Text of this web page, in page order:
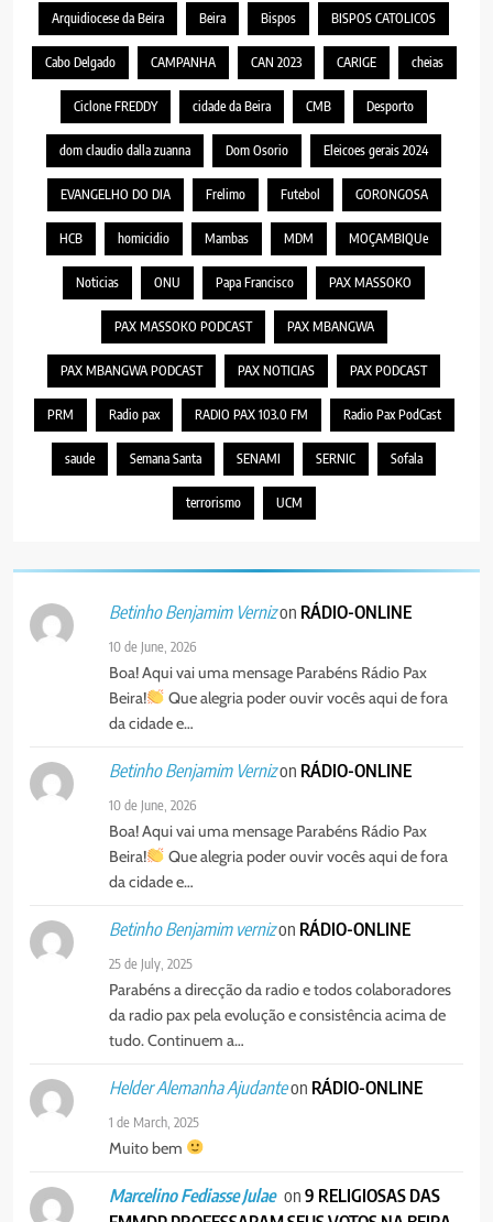
Arquidiocese da Beira Beira Bispos BISPOS CATOLICOS
Cabo Delgado CAMPANHA CAN 2023 CARIGE cheias
Ciclone FREDDY cidade da Beira CMB Desporto
dom claudio dalla zuanna Dom Osorio Eleicoes gerais 2024
EVANGELHO DO DIA Frelimo Futebol GORONGOSA
HCB homicidio Mambas MDM MOÇAMBIQUe
Noticias ONU Papa Francisco PAX MASSOKO
PAX MASSOKO PODCAST PAX MBANGWA
PAX MBANGWA PODCAST PAX NOTICIAS PAX PODCAST
PRM Radio pax RADIO PAX 103.0 FM Radio Pax PodCast
saude Semana Santa SENAMI SERNIC Sofala
terrorismo UCM
Betinho Benjamim Vernizon RÁDIO-ONLINE
10 de June, 2026
Boa! Aqui vai uma mensage Parabéns Rádio Pax
Beira!
Que alegria poder ouvir vocês aqui de fora
da cidade e…
Betinho Benjamim Vernizon RÁDIO-ONLINE
10 de June, 2026
Boa! Aqui vai uma mensage Parabéns Rádio Pax
Beira!
Que alegria poder ouvir vocês aqui de fora
da cidade e…
Betinho Benjamim vernizon RÁDIO-ONLINE
25 de July, 2025
Parabéns a direcção da radio e todos colaboradores
da radio pax pela evolução e consistência acima de
tudo. Continuem a…
Helder Alemanha Ajudanteon RÁDIO-ONLINE
1 de March, 2025
Muito bem
Marcelino Fediasse Julae on9 RELIGIOSAS DAS